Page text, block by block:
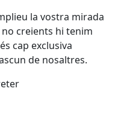
la vostra mirada
creients hi tenim
cap exclusiva
de nosaltres.